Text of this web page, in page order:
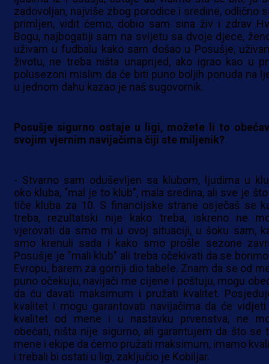
zadovoljan, najviše zbog porodice i sredine, odlično
primljen, vidit ćemo, dobio sam sina živ i zdrav
Bogu, najbogatiji sam na svijetu sa dvoje djece,
uživam u fudbalu kako sam došao u Posušje,
životu, ne treba ništa unaprijed, ako igrao kao u
polusezoni mislim da će biti puno boljih ponuda na
u jednom dahu kazao je naš sugovornik.
Posušje sigurno ostaje u ligi, možete li to
svojim vjernim navijačima čiji ste miljenik?
- Stvarno sam oduševljen sa klubom, ljudima u
oko kluba, "mal je to klub", mala sredina, ali sve je
tiče kluba za 10. S financijske strane osječaš se
treba, rezultatski nije kako treba, iskreno ne
vjerovati da smo mi u ovoj situaciji, u šoku sam,
smo krenuli sada i kako smo prošle sezone
Posušje je "mali klub" ali treba očekivati da se
Evropu, barem za gornji dio tabele. Znam da se od
puno očekuju, navijači me cijene i poštuju, mogu
da ću davati maksimum i pružati kvalitet.
kvalitet i mogu garantovati navijačima da će
kvalitet od mene i u nastavku prvenstva, ne
obećati, ništa nije sigurno, ali garantujem da što se
mene i ekipe da ćemo pružati maksimum, imamo
i trebali bi ostati u ligi, zaključio je Kobiljar.